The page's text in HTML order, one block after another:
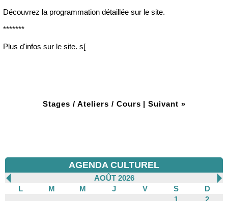
Découvrez la programmation détaillée sur le site.
*******
Plus d'infos sur le site. s[
Stages / Ateliers / Cours | Suivant »
AGENDA CULTUREL
AOÛT 2026
L
M M J V S
D
1
2